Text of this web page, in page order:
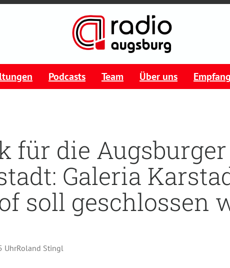
Podcasts Team Über uns Empfang
für die Augsburger
Galeria
soll geschlossen
UhrRoland Stingl